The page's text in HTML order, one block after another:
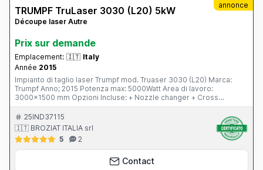
annonce
TRUMPF TruLaser 3030 (L20) 5kW
Découpe laser Autre
Prix ​​sur demande
Emplacement: 🇮🇹 Italy
Année 2015
Impianto di taglio laser Trumpf mod. Truaser 3030 (L20) Marca:
Trumpf Anno; 2015 Potenza max: 5000Watt Area di lavoro:
3000x1500 mm Opzioni Incluse: + Nozzle changer + Cross
conveyor + LiftMaster 1530
25IND37115
🇮🇹 BROZIAT ITALIA srl
5
2
Contact